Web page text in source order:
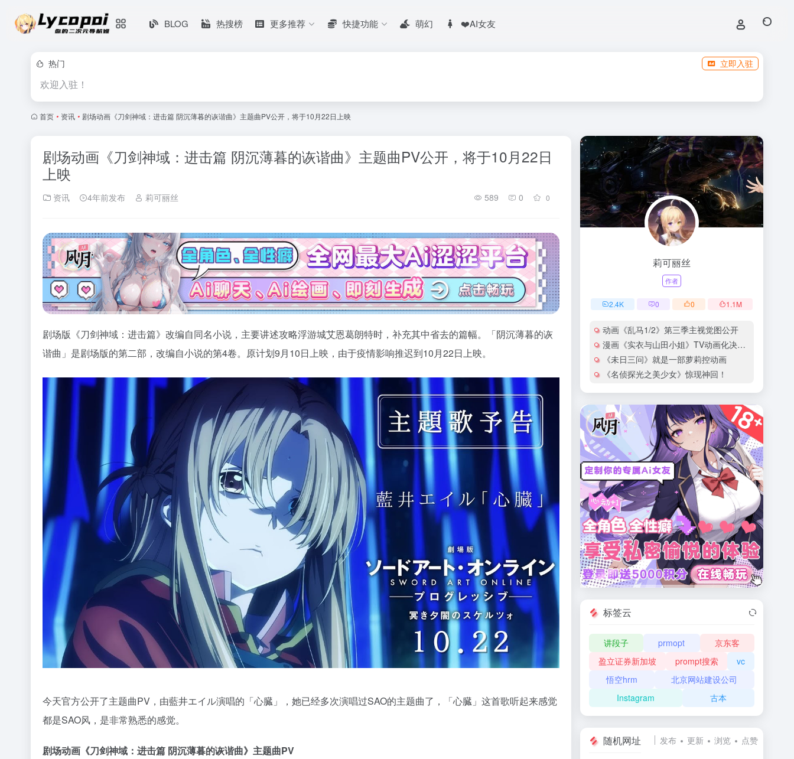
BLOG 热搜榜 更多推荐 快捷功能 萌幻 ❤️AI女友
热门 立即入驻
欢迎入驻！
首页 • 资讯 • 剧场动画《刀剑神域：进击篇 阴沉薄暮的诙谐曲》主题曲PV公开，将于10月22日上映
剧场动画《刀剑神域：进击篇 阴沉薄暮的诙谐曲》主题曲PV公开，将于10月22日
上映
资讯 4年前发布 莉可丽丝 589 0 0
剧场版《刀剑神域：进击篇》改编自同名小说，主要讲述攻略浮游城艾恩葛朗特时，补充其中省去的篇幅。「阴沉薄暮的诙
谐曲」是剧场版的第二部，改编自小说的第4卷。原计划9月10日上映，由于疫情影响推迟到10月22日上映。
今天官方公开了主题曲PV，由藍井エイル演唱的「心臓」，她已经多次演唱过SAO的主题曲了，「心臓」这首歌听起来感觉
都是SAO风，是非常熟悉的感觉。
剧场动画《刀剑神域：进击篇 阴沉薄暮的诙谐曲》主题曲PV
莉可丽丝
作者
2.4K 0 0 1.1M
动画《乱马1/2》第三季主视觉图公开
漫画《实衣与山田小姐》TV动画化决定！
《未日三问》就是一部萝莉控动画
《名侦探光之美少女》惊现神回！
标签云
讲段子 prmopt
京东客
盈立证券新加坡
prompt搜索
vc
悟空hrm
北京网站建设公司
Instagram
古本
随机网址 发布 更新 浏览 点赞